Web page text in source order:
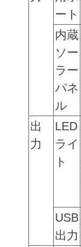
ート
内蔵
ソー
ラー
パネ
ル
出
力
LED
ライ
ト
USB
出力